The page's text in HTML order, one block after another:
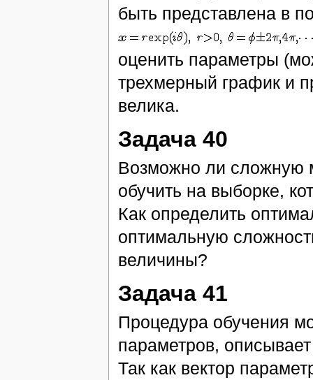
быть представлена в
оценить параметры
трехмерный график и
велика.
Задача 40
Возможно ли сложную
обучить на выборке,
Как определить
оптимальную
величины?
Задача 41
Процедура обучения
параметров,
Так как вектор